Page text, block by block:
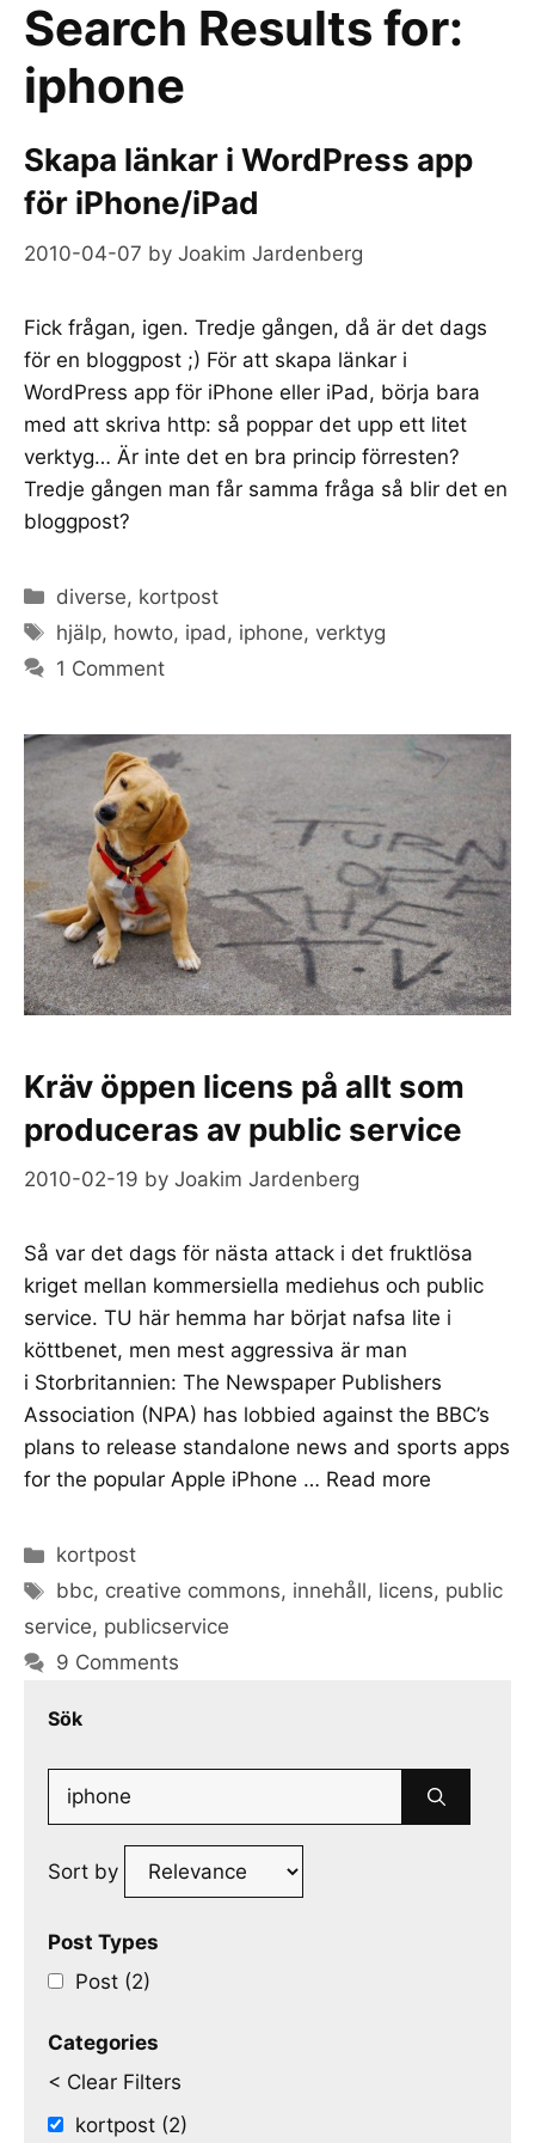
Search Results for:
iphone
Skapa länkar i WordPress app
för iPhone/iPad
2010-04-07 by Joakim Jardenberg
Fick frågan, igen. Tredje gången, då är det dags
för en bloggpost ;) För att skapa länkar i
WordPress app för iPhone eller iPad, börja bara
med att skriva http: så poppar det upp ett litet
verktyg… Är inte det en bra princip förresten?
Tredje gången man får samma fråga så blir det en
bloggpost?
Categories
diverse, kortpost
Tags
hjälp, howto, ipad , iphone,verktyg
1 Comment
Kräv öppen licens på allt som
produceras av public service
2010-02-19 by Joakim Jardenberg
Så var det dags för nästa attack i det fruktlösa
kriget mellan kommersiella mediehus och public
service. TU här hemma har börjat nafsa lite i
köttbenet, men mest aggressiva är man
i Storbritannien: The Newspaper Publishers
Association (NPA) has lobbied against the BBC’s
plans to release standalone news and sports apps
for the popular Apple iPhone … Read more
Categories
kortpost
Tags
bbc, creative commons, innehåll, licens, public
service, publicservice
9 Comments
Sök
Search
for:
Sort by
Post Types
Post (2)
Categories
< Clear Filters
kortpost (2)